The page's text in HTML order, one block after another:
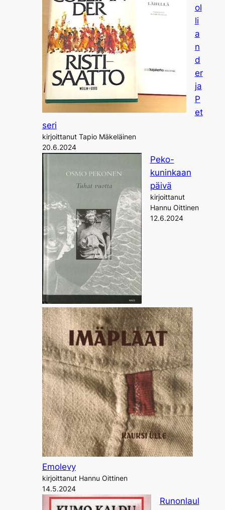
ol
li
a
n
d
er
ja
P
et
seri
kirjoittanut Tapio Mäkeläinen
20.6.2024
Peko-
kuninkaan
päivä
kirjoittanut
Hannu Oittinen
12.6.2024
Emolevy
kirjoittanut Hannu Oittinen
14.5.2024
Runonlaul